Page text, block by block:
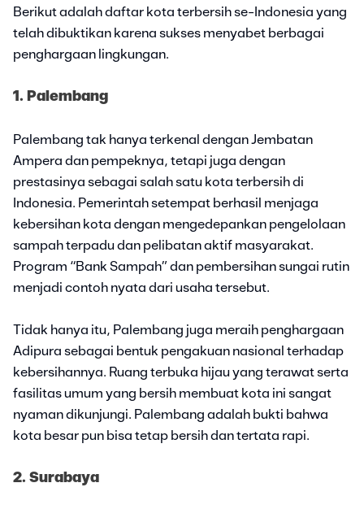
Berikut adalah daftar kota terbersih se-Indonesia yang
telah dibuktikan karena sukses menyabet berbagai
penghargaan lingkungan.
1. Palembang
Palembang tak hanya terkenal dengan Jembatan
Ampera dan pempeknya, tetapi juga dengan
prestasinya sebagai salah satu kota terbersih di
Indonesia. Pemerintah setempat berhasil menjaga
kebersihan kota dengan mengedepankan pengelolaan
sampah terpadu dan pelibatan aktif masyarakat.
Program “Bank Sampah” dan pembersihan sungai rutin
menjadi contoh nyata dari usaha tersebut.
Tidak hanya itu, Palembang juga meraih penghargaan
Adipura sebagai bentuk pengakuan nasional terhadap
kebersihannya. Ruang terbuka hijau yang terawat serta
fasilitas umum yang bersih membuat kota ini sangat
nyaman dikunjungi. Palembang adalah bukti bahwa
kota besar pun bisa tetap bersih dan tertata rapi.
2. Surabaya